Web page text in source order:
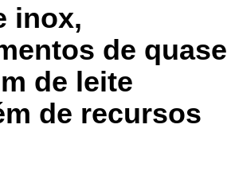
inox,
de quase
de leite
de recursos